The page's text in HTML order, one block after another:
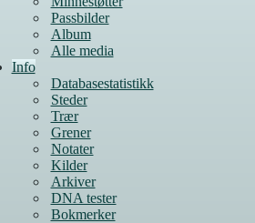
Passbilder
Album
Alle media
Info
Databasestatistikk
Steder
Trær
Grener
Notater
Kilder
Arkiver
DNA tester
Bokmerker